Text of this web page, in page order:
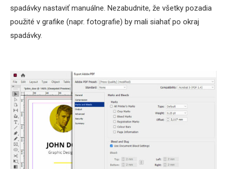
spadávky nastaviť manuálne. Nezabudnite, že všetky pozadia
použité v grafike (napr. fotografie) by mali siahať po okraj
spadávky.